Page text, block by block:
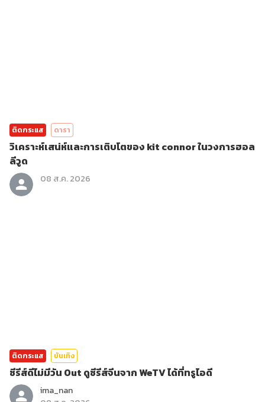
ติดกระแส ดารา
วิเคราะห์เสน่ห์และการเติบโตของ kit connor ในวงการฮอล
ลีวูด
08 ส.ค. 2026
ติดกระแส บันเทิง
ซีรีส์ดีไม่มีวัน Out ดูซีรีส์จีนจาก WeTV ได้ที่ทรูไอดี
ima_nan